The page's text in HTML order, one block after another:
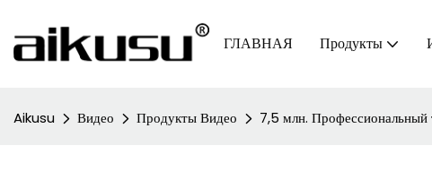
ГЛАВНАЯ Продукты
Aikusu Видео Продукты Видео 7,5 млн.